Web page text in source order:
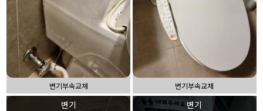
변기부속교체 변기부속교체
변기 변기